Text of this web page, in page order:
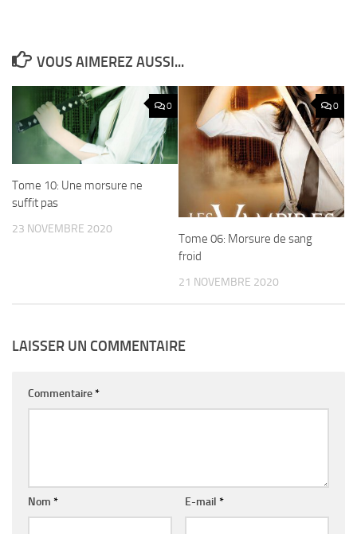
VOUS AIMEREZ AUSSI...
0
Tome 10: Une morsure ne
suffit pas
23 NOVEMBRE 2020
0
Tome 06: Morsure de sang
froid
21 NOVEMBRE 2020
LAISSER UN COMMENTAIRE
Commentaire*
Nom * E-mail *